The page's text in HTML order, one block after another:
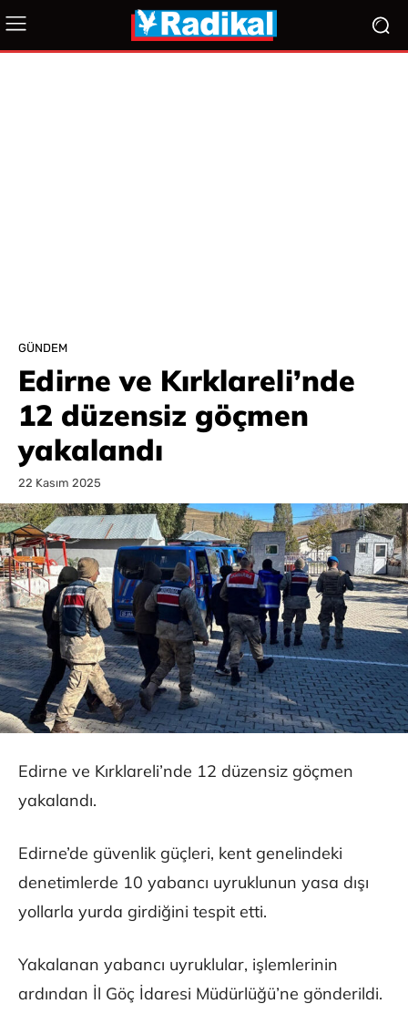
GÜNDEM
Edirne ve Kırklareli’nde
12 düzensiz göçmen
yakalandı
22 Kasım 2025
Edirne ve Kırklareli’nde 12 düzensiz göçmen
yakalandı.
Edirne’de güvenlik güçleri, kent genelindeki
denetimlerde 10 yabancı uyruklunun yasa dışı
yollarla yurda girdiğini tespit etti.
Yakalanan yabancı uyruklular, işlemlerinin
ardından İl Göç İdaresi Müdürlüğü’ne gönderildi.